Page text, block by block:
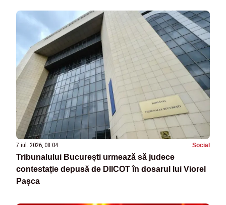
7 iul. 2026, 08:04 Social
Tribunalului București urmează să judece
contestație depusă de DIICOT în dosarul lui Viorel
Pașca